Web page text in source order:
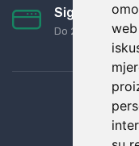
Sigurno
Do 24 rata bez